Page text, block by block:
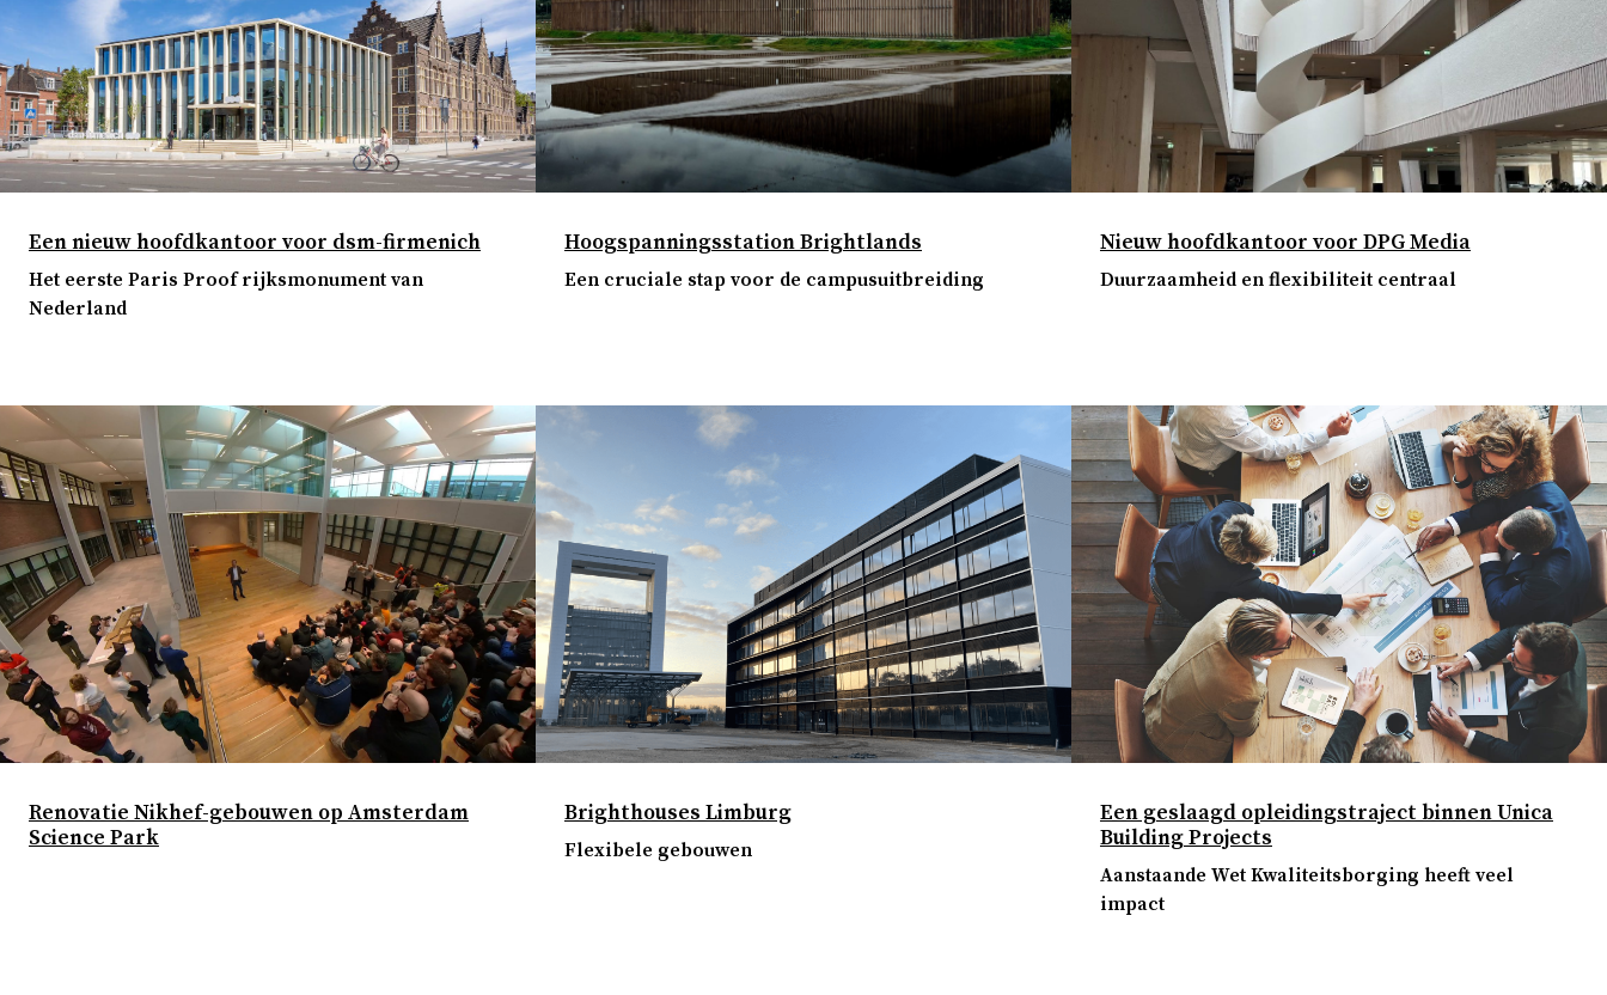
Een nieuw hoofdkantoor voor dsm-firmenich
Het eerste Paris Proof rijksmonument van
Nederland
Hoogspanningsstation Brightlands
Een cruciale stap voor de campusuitbreiding
Nieuw hoofdkantoor voor DPG Media
Duurzaamheid en flexibiliteit centraal
Renovatie Nikhef-gebouwen op Amsterdam
Science Park
Brighthouses Limburg
Flexibele gebouwen
Een geslaagd opleidingstraject binnen Unica
Building Projects
Aanstaande Wet Kwaliteitsborging heeft veel
impact